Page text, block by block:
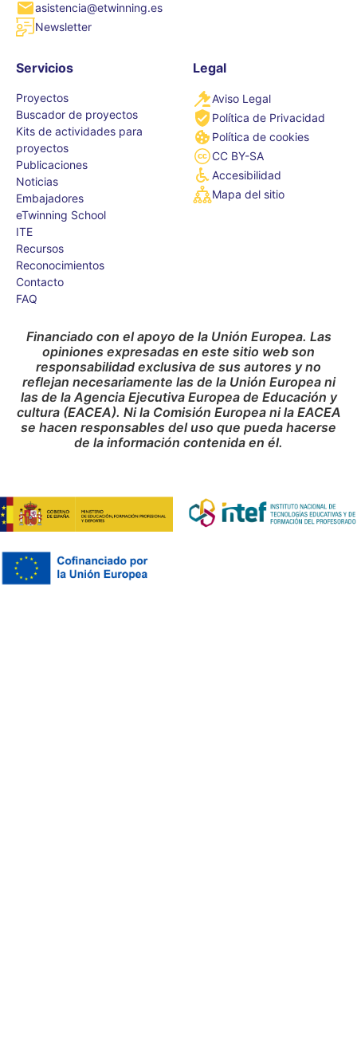
asistencia@etwinning.es
Newsletter
Servicios
Proyectos
Buscador de proyectos
Kits de actividades para
proyectos
Publicaciones
Noticias
Embajadores
eTwinning School
ITE
Recursos
Reconocimientos
Contacto
FAQ
Legal
Aviso Legal
Política de Privacidad
Política de cookies
CC BY-SA
Accesibilidad
Mapa del sitio
Financiado con el apoyo de la Unión Europea. Las
opiniones expresadas en este sitio web son
responsabilidad exclusiva de sus autores y no
reflejan necesariamente las de la Unión Europea ni
las de la Agencia Ejecutiva Europea de Educación y
cultura (EACEA). Ni la Comisión Europea ni la EACEA
se hacen responsables del uso que pueda hacerse
de la información contenida en él.